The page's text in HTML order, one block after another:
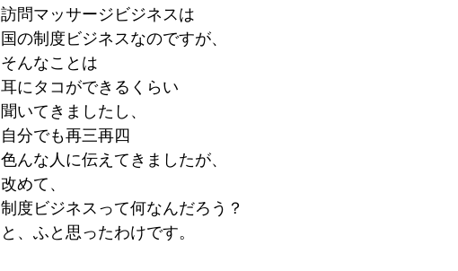
訪問マッサージビジネスは
国の制度ビジネスなのですが、
そんなことは
耳にタコができるくらい
聞いてきましたし、
自分でも再三再四
色んな人に伝えてきましたが、
改めて、
制度ビジネスって何なんだろう？
と、ふと思ったわけです。